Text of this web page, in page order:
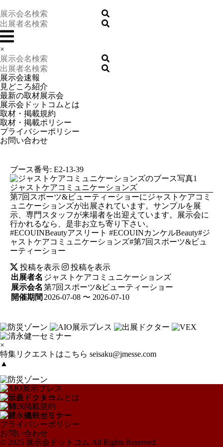
×
展示会速報
見どころ紹介
最新の取材展示会
展示会ドットコムとは
取材・掲載規約
取材・掲載ポリシー
プライバシーポリシー
お問い合わせ
ブース番号: E2-13-39
ジャストケアコミュニケーションズ
第7回スポーツ&ビューティーショーにジャストケアコミ
ュニケーションズが出展されています。サンプルを展
示、専門スタッフが来場者を出迎えています。展示会に
行かれるなら、是非お立ち寄り下さい。
#ECOUINBeautyアスリート #ECOUINカンケルBeauty#ジ
ャストケアコミュニケーションズ#第7回スポーツ&ビュ
ーティーショー
投稿を表示
投稿を表示
出展者名 ジャストケアコミュニケーションズ
展示会名 第7回スポーツ&ビューティーショー
開催期間 2026-07-08 〜 2026-07-10
×
特集リクエストはこちら seisaku@jmesse.com
展示会ドットコムとは
取材・掲載規約
取材・掲載ポリシー
プライバシーポリシー
お問い合わせ
© 2025 展示会ドットコム All Rights Reserved.
▲